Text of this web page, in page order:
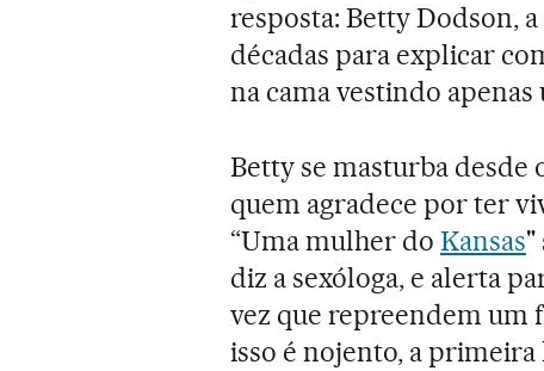
resposta: Betty Dodson,
décadas para explicar
na cama vestindo
Betty se masturba desde
quem agradece por ter
“Uma mulher doKansas"
diz a sexóloga, e alerta
vez que repreendem um
isso é nojento, a primeira